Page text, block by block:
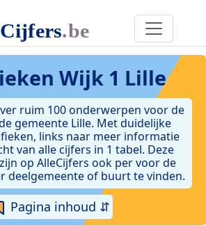
Wijk 1 Lille
ruim 100 onderwerpen voor de
gemeente Lille. Met duidelijke
links naar meer informatie
van alle cijfers in 1 tabel. Deze
op AlleCijfers ook per voor de
deelgemeente of buurt te vinden.
Pagina inhoud ⇵